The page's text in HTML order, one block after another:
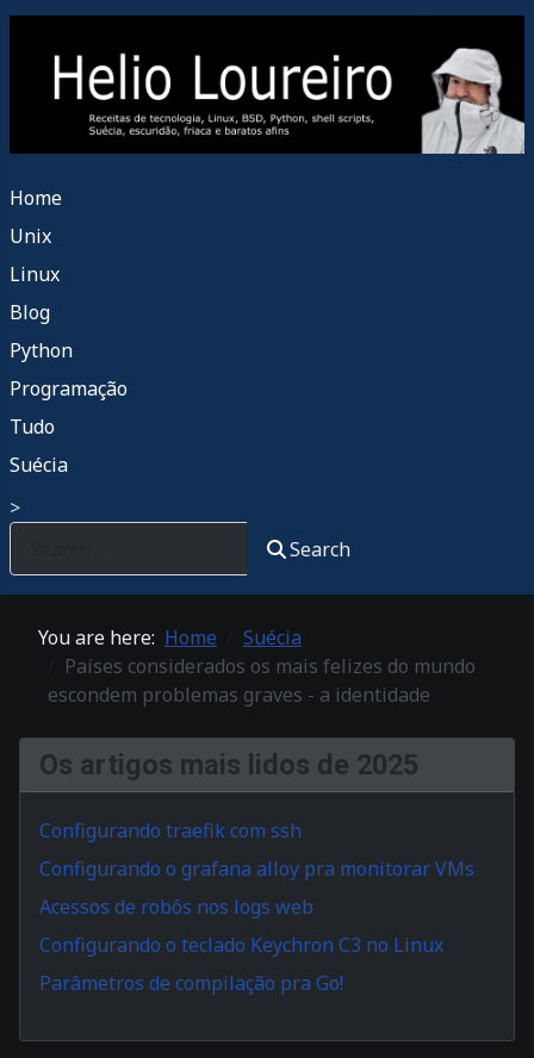
Home
Unix
Linux
Blog
Python
Programação
Tudo
Suécia
>
Search
You are here: Home
Suécia
Países considerados os mais felizes do mundo
escondem problemas graves - a identidade
Os artigos mais lidos de 2025
Configurando traefik com ssh
Configurando o grafana alloy pra monitorar VMs
Acessos de robôs nos logs web
Configurando o teclado Keychron C3 no Linux
Parâmetros de compilação pra Go!